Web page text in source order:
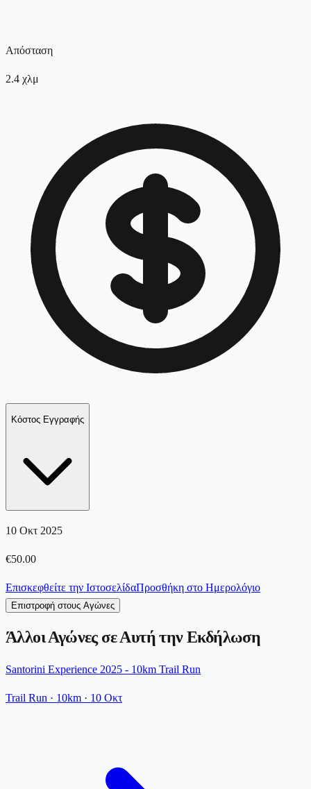
Απόσταση
2.4 χλμ
Κόστος Εγγραφής
10 Οκτ 2025
€50.00
Επισκεφθείτε την ΙστοσελίδαΠροσθήκη στο Ημερολόγιο
Επιστροφή στους Αγώνες
Άλλοι Αγώνες σε Αυτή την Εκδήλωση
Santorini Experience 2025 - 10km Trail Run
Trail Run · 10km · 10 Οκτ